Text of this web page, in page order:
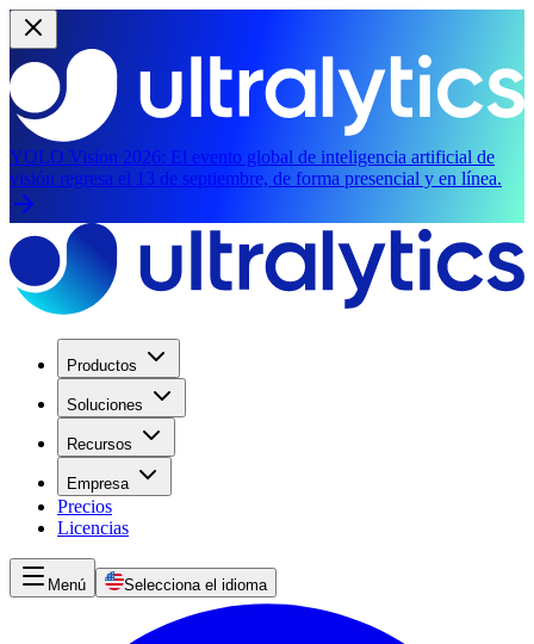
YOLO Vision 2026: El evento global de inteligencia artificial de
visión regresa el 13 de septiembre, de forma presencial y en línea.
Productos
Soluciones
Recursos
Empresa
Precios
Licencias
Menú Selecciona el idioma